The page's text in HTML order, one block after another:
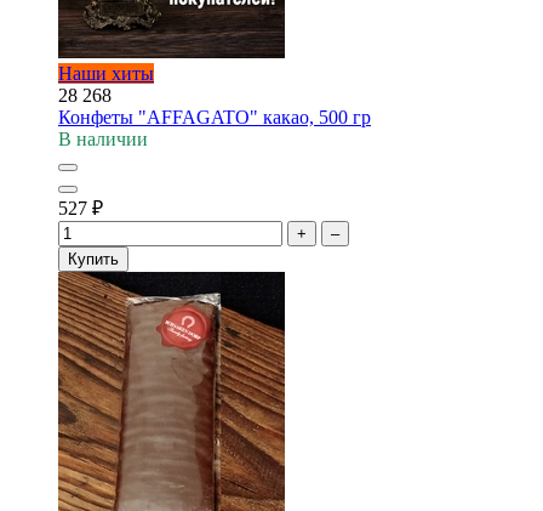
Наши хиты
28 268
Конфеты "AFFAGATO" какао, 500 гр
В наличии
527 ₽
+
–
Купить